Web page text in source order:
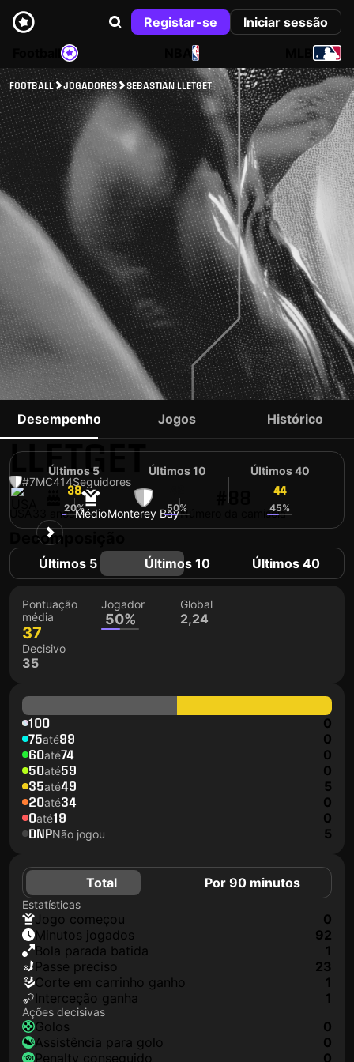
Registar-se
Iniciar sessão
NBA
FOOTBALL JOGADORES SEBASTIAN LLETGET
SEBASTIAN
LLETGET
#7MC414Seguidores
33 anosMédioMonterey Bay
#88
Número da camisola
Desempenho Jogos Histórico
Últimos 5
38
20%
Últimos 10
50%
Últimos 40
44
45%
Decomposição
Últimos 5 Últimos 10 Últimos 40
Pontuação
média
37
Jogador
50%
Global
2,24
Decisivo
35
100 0
75até99 0
60até74 0
50até59 0
35até49 5
20até34 0
0até19 0
DNPNão jogou 5
Total Por 90 minutos
Estatísticas
jogo começou
0
minutos jogados
92
Bola parada batida
1
passe preciso
23
corte em carrinho ganho
1
interceção ganha
1
Ações decisivas
golos
0
assistência para golo
0
penalty conseguido
0